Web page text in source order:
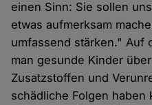
einen Sinn: Sie sollen
etwas aufmerksam
umfassend stärken." Auf
man gesunde Kinder
Zusatzstoffen und
schädliche Folgen